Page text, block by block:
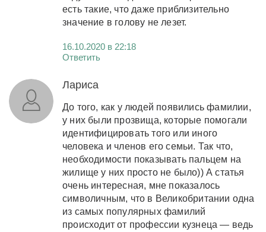
есть такие, что даже приблизительно
значение в голову не лезет.
16.10.2020 в 22:18
Ответить
Лариса
До того, как у людей появились фамилии,
у них были прозвища, которые помогали
идентифицировать того или иного
человека и членов его семьи. Так что,
необходимости показывать пальцем на
жилище у них просто не было)) А статья
очень интересная, мне показалось
символичным, что в Великобритании одна
из самых популярных фамилий
происходит от профессии кузнеца — ведь